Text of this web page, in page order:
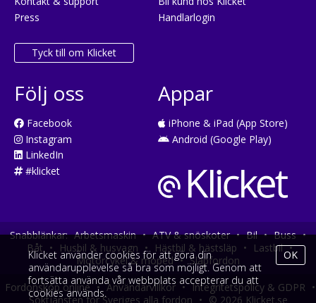
Press
Tyck till om Klicket
Handlarlogin
Följ oss
Facebook
Instagram
LinkedIn
#klicket
Appar
iPhone & iPad (App Store)
Android (Google Play)
Snabblänkar: Arbetsmaskin • ATV & snöskoter • Bil • Buss •
Båt • Husbil & husvagn • Hästbil & hästsläp • Lastbil •
Motorcykel & moped • Släpfordon
Fordonsköp online • Användarvillkor • Integritetspolicy & GDPR •
Söktjänsten för Sveriges alla fordon • © 2026 Klicket.se
Klicket använder cookies för att göra din
användarupplevelse så bra som möjligt. Genom att
fortsätta använda vår webbplats accepterar du att
cookies används.
OK